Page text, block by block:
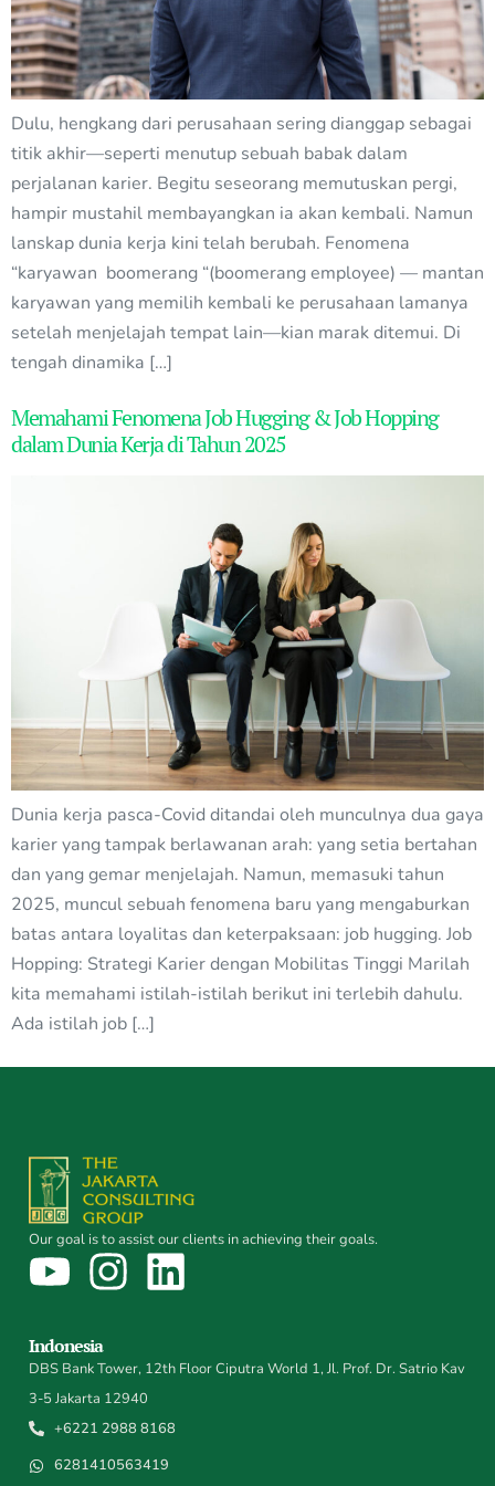
Dulu, hengkang dari perusahaan sering dianggap sebagai
titik akhir—seperti menutup sebuah babak dalam
perjalanan karier. Begitu seseorang memutuskan pergi,
hampir mustahil membayangkan ia akan kembali. Namun
lanskap dunia kerja kini telah berubah. Fenomena
“karyawan boomerang “(boomerang employee) — mantan
karyawan yang memilih kembali ke perusahaan lamanya
setelah menjelajah tempat lain—kian marak ditemui. Di
tengah dinamika […]
Memahami Fenomena Job Hugging & Job Hopping
dalam Dunia Kerja di Tahun 2025
Dunia kerja pasca-Covid ditandai oleh munculnya dua gaya
karier yang tampak berlawanan arah: yang setia bertahan
dan yang gemar menjelajah. Namun, memasuki tahun
2025, muncul sebuah fenomena baru yang mengaburkan
batas antara loyalitas dan keterpaksaan: job hugging. Job
Hopping: Strategi Karier dengan Mobilitas Tinggi Marilah
kita memahami istilah-istilah berikut ini terlebih dahulu.
Ada istilah job […]
Our goal is to assist our clients in achieving their goals.
Indonesia
DBS Bank Tower, 12th Floor Ciputra World 1, Jl. Prof. Dr. Satrio Kav
3-5 Jakarta 12940
+6221 2988 8168
6281410563419